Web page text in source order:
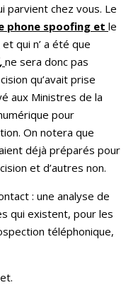
parvient chez vous. Le
phone spoofing et le
qui n’ a été que
ne sera donc pas
qu’avait prise
aux Ministres de la
pour
On notera que
déjà préparés pour
et d’autres non.
: une analyse de
qui existent, pour les
téléphonique,